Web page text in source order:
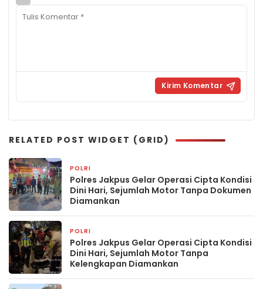
RELATED POST WIDGET (GRID)
POLRI
Polres Jakpus Gelar Operasi Cipta Kondisi
Dini Hari, Sejumlah Motor Tanpa Dokumen
Diamankan
POLRI
Polres Jakpus Gelar Operasi Cipta Kondisi
Dini Hari, Sejumlah Motor Tanpa
Kelengkapan Diamankan